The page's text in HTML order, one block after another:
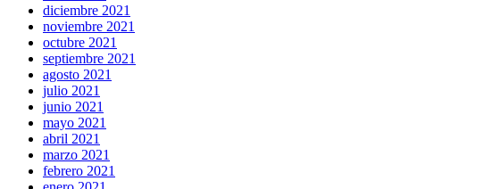
diciembre 2021
noviembre 2021
octubre 2021
septiembre 2021
agosto 2021
julio 2021
junio 2021
mayo 2021
abril 2021
marzo 2021
febrero 2021